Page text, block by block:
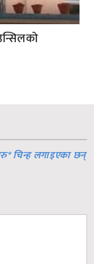
*चिन्ह लगाइएका छन्